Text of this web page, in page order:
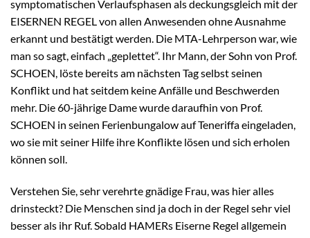
symptomatischen Verlaufsphasen als deckungsgleich mit der
EISERNEN REGEL von allen Anwesenden ohne Ausnahme
erkannt und bestätigt werden. Die MTA-Lehrperson war, wie
man so sagt, einfach „geplettet“. Ihr Mann, der Sohn von Prof.
SCHOEN, löste bereits am nächsten Tag selbst seinen
Konflikt und hat seitdem keine Anfälle und Beschwerden
mehr. Die 60-jährige Dame wurde daraufhin von Prof.
SCHOEN in seinen Ferienbungalow auf Teneriffa eingeladen,
wo sie mit seiner Hilfe ihre Konflikte lösen und sich erholen
können soll.
Verstehen Sie, sehr verehrte gnädige Frau, was hier alles
drinsteckt? Die Menschen sind ja doch in der Regel sehr viel
besser als ihr Ruf. Sobald HAMERs Eiserne Regel allgemein